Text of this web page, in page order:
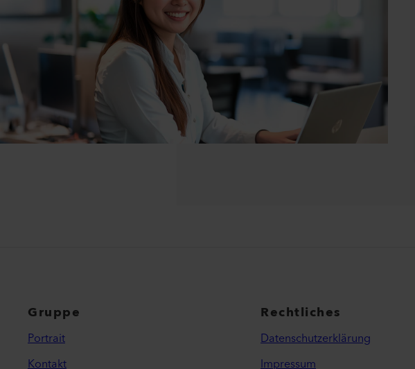
Gruppe
Portrait
Kontakt
Rechtliches
Datenschutzerklärung
Impressum